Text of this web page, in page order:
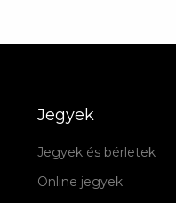
Jegyek
Jegyek és bérletek
Online jegyek